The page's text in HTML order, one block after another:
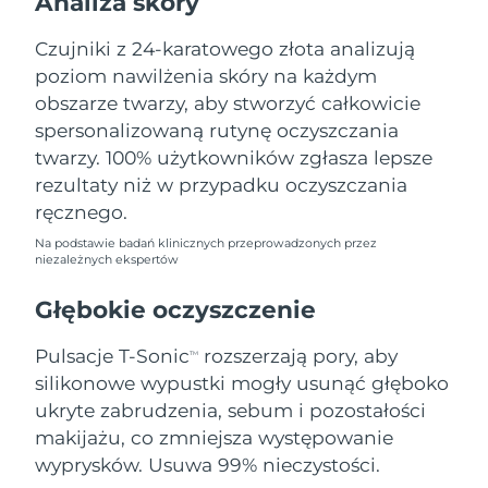
Czujniki z 24-karatowego złota analizują
poziom nawilżenia skóry na każdym
obszarze twarzy, aby stworzyć całkowicie
spersonalizowaną rutynę oczyszczania
twarzy. 100% użytkowników zgłasza lepsze
rezultaty niż w przypadku oczyszczania
ręcznego.
Na podstawie badań klinicznych przeprowadzonych przez
niezależnych ekspertów
Głębokie oczyszczenie
Pulsacje T-SonicTM
rozszerzają pory, aby
silikonowe wypustki mogły usunąć głęboko
ukryte zabrudzenia, sebum i pozostałości
makijażu, co zmniejsza występowanie
wyprysków. Usuwa 99% nieczystości.
Liban
Litwa
Oczekiwany czas dostawy
8/8/26
Luksemburg
Oczekiwany czas dostawy
8/8/26
SRA Makau (Chiny)
Malta
Meksyk
Oczekiwany czas dostawy
8/12/26
Monako
Oczekiwany czas dostawy